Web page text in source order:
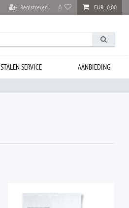
Registreren 0 EUR 0,00
STALEN SERVICE AANBIEDING